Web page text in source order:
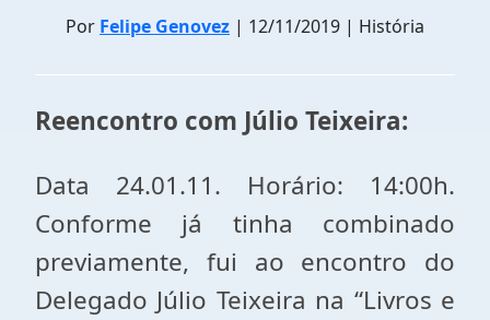
Por Felipe Genovez | 12/11/2019 | História
Reencontro com Júlio Teixeira:
Data 24.01.11. Horário: 14:00h.
Conforme já tinha combinado
previamente, fui ao encontro do
Delegado Júlio Teixeira na “Livros e